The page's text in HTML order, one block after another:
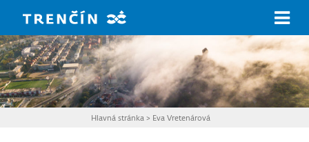
Hlavná stránka > Eva Vretenárová